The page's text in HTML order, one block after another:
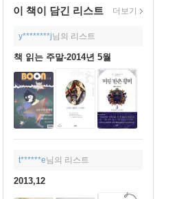
이 책이 담긴 리스트 더보기
y********j님의 리스트
책 읽는 주말-2014년 5월
t******e님의 리스트
2013,12